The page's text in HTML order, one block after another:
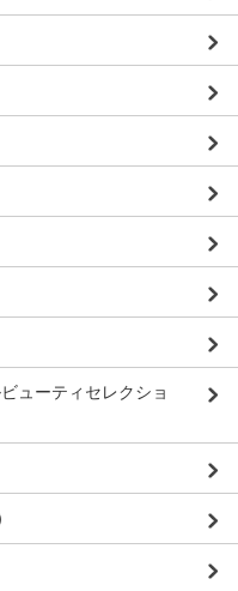
ューティセレクショ